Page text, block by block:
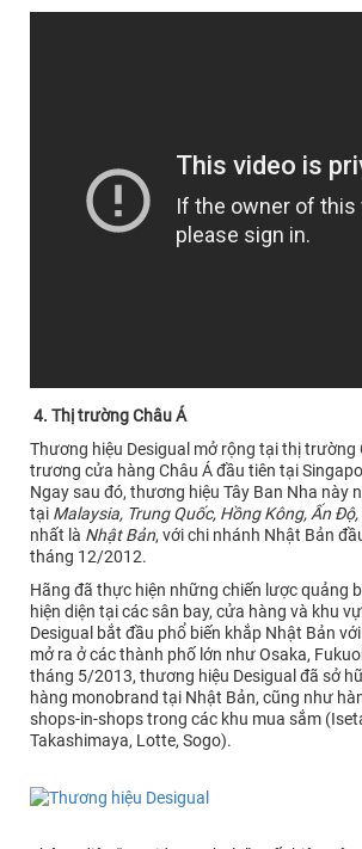
4. Thị trường Châu Á
Thương hiệu Desigual mở rộng tại thị trường
trương cửa hàng Châu Á đầu tiên tại
Ngay sau đó, thương hiệu Tây Ban Nha này
tại Malaysia, Trung Quốc, Hồng Kông, Ấn
nhất là Nhật Bản, với chi nhánh Nhật Bản
tháng 12/2012.
Hãng đã thực hiện những chiến lược quảng
hiện diện tại các sân bay, cửa hàng và khu
Desigual bắt đầu phổ biến khắp Nhật Bản
mở ra ở các thành phố lớn như Osaka,
tháng 5/2013, thương hiệu Desigual đã sở
hàng monobrand tại Nhật Bản, cũng như
shops-in-shops trong các khu mua sắm
Takashimaya, Lotte, Sogo).